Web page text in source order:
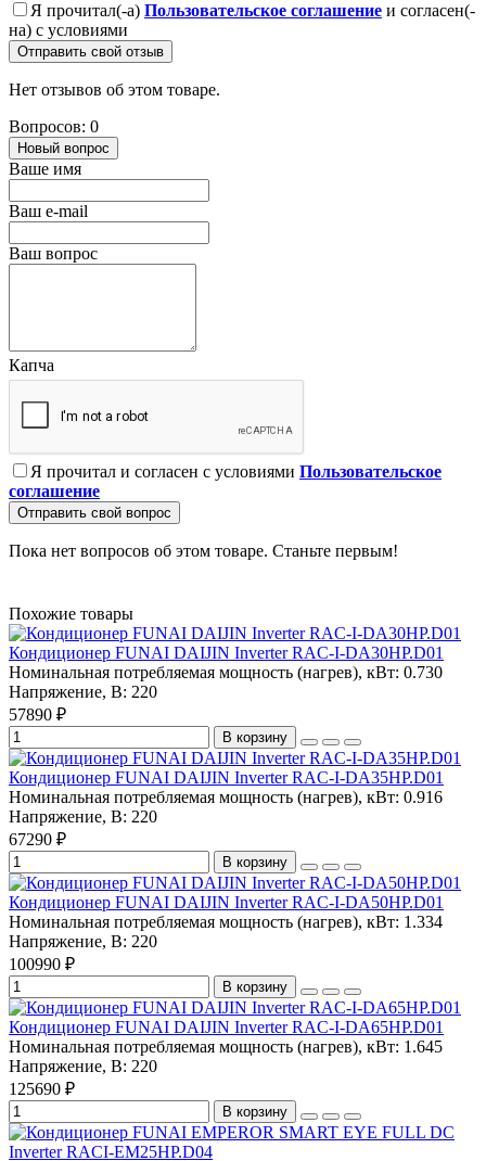
Я прочитал(-а) Пользовательское соглашение и согласен(-
на) с условиями
Отправить свой отзыв
Нет отзывов об этом товаре.
Вопросов: 0
Новый вопрос
Ваше имя
Ваш e-mail
Ваш вопрос
Капча
Я прочитал и согласен с условиями Пользовательское
соглашение
Отправить свой вопрос
Пока нет вопросов об этом товаре. Станьте первым!
Похожие товары
Кондиционер FUNAI DAIJIN Inverter RAC-I-DA30HP.D01
Номинальная потребляемая мощность (нагрев), кВт: 0.730
Напряжение, В: 220
57890 ₽
В корзину
Кондиционер FUNAI DAIJIN Inverter RAC-I-DA35HP.D01
Номинальная потребляемая мощность (нагрев), кВт: 0.916
Напряжение, В: 220
67290 ₽
В корзину
Кондиционер FUNAI DAIJIN Inverter RAC-I-DA50HP.D01
Номинальная потребляемая мощность (нагрев), кВт: 1.334
Напряжение, В: 220
100990 ₽
В корзину
Кондиционер FUNAI DAIJIN Inverter RAC-I-DA65HP.D01
Номинальная потребляемая мощность (нагрев), кВт: 1.645
Напряжение, В: 220
125690 ₽
В корзину